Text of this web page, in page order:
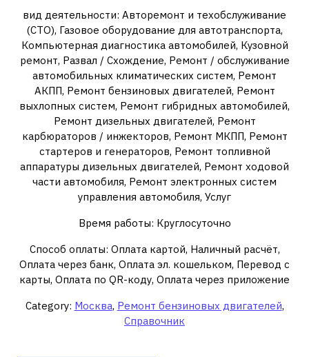
вид деятельности: Авторемонт и техобслуживание
(СТО), Газовое оборудование для автотранспорта,
Компьютерная диагностика автомобилей, Кузовной
ремонт, Развал / Схождение, Ремонт / обслуживание
автомобильных климатических систем, Ремонт
АКПП, Ремонт бензиновых двигателей, Ремонт
выхлопных систем, Ремонт гибридных автомобилей,
Ремонт дизельных двигателей, Ремонт
карбюраторов / инжекторов, Ремонт МКПП, Ремонт
стартеров и генераторов, Ремонт топливной
аппаратуры дизельных двигателей, Ремонт ходовой
части автомобиля, Ремонт электронных систем
управления автомобиля, Услуг
Время работы: Круглосуточно
Способ оплаты: Оплата картой, Наличный расчёт,
Оплата через банк, Оплата эл. кошельком, Перевод с
карты, Оплата по QR-коду, Оплата через приложение
Category: Москва, Ремонт бензиновых двигателей,
Справочник